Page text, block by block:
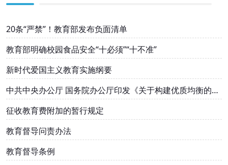
20条“严禁”！教育部发布负面清单
教育部明确校园食品安全“十必须”“十不准”
新时代爱国主义教育实施纲要
中共中央办公厅 国务院办公厅印发《关于构建优质均衡的基
本公共教育服务体系的意见》
征收教育费附加的暂行规定
教育督导问责办法
教育督导条例